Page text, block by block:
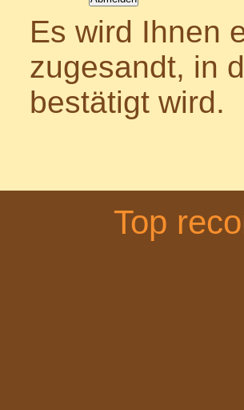
Es wird Ihnen
zugesandt, in
bestätigt wird.
Top